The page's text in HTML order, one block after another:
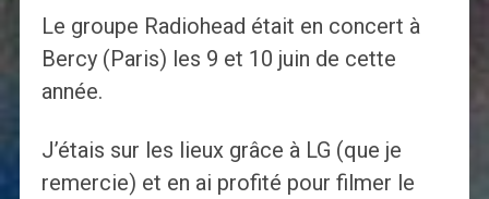
Le groupe Radiohead était en concert à
Bercy (Paris) les 9 et 10 juin de cette
année.
J’étais sur les lieux grâce à LG (que je
remercie) et en ai profité pour filmer le